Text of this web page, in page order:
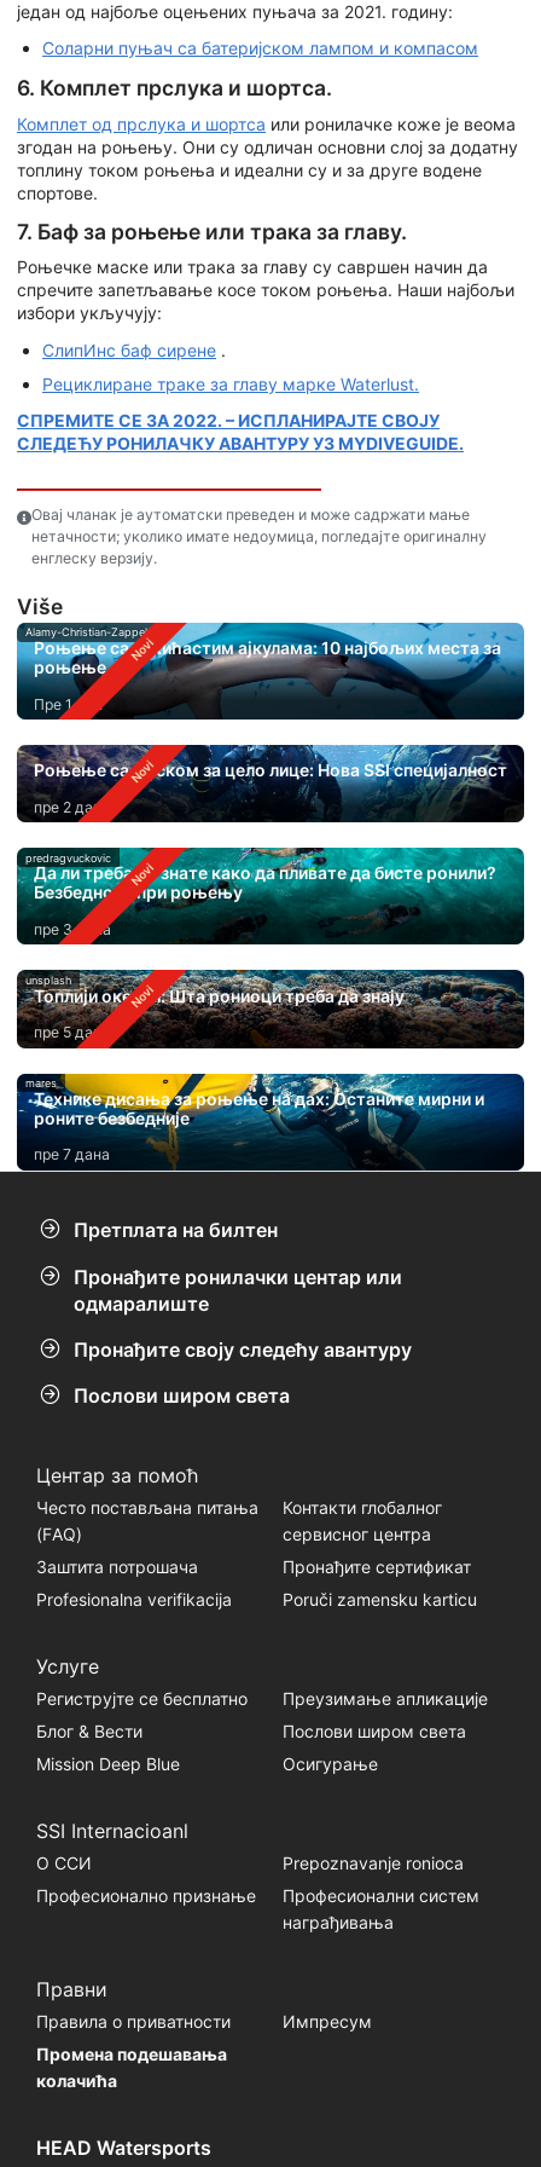
један од најбоље оцењених пуњача за 2021. годину:
Соларни пуњач са батеријском лампом и компасом
6. Комплет прслука и шортса.
Комплет од прслука и шортса или ронилачке коже је веома
згодан на роњењу. Они су одличан основни слој за додатну
топлину током роњења и идеални су и за друге водене
спортове.
7. Баф за роњење или трака за главу.
Роњечке маске или трака за главу су савршен начин да
спречите запетљавање косе током роњења. Наши најбољи
избори укључују:
СлипИнс баф сирене .
Рециклиране траке за главу марке Waterlust.
СПРЕМИТЕ СЕ ЗА 2022. – ИСПЛАНИРАЈТЕ СВОЈУ
СЛЕДЕЋУ РОНИЛАЧКУ АВАНТУРУ УЗ MYDIVEGUIDE.
Овај чланак је аутоматски преведен и може садржати мање
нетачности; уколико имате недоумица, погледајте оригиналну
енглеску верзију.
Više
Alamy-Christian-Zappel
Роњење са чекићастим ајкулама: 10 најбољих места за
роњење
Пре 1 дан
Роњење са маском за цело лице: Нова SSI специјалност
пре 2 дана
predragvuckovic
Да ли треба да знате како да пливате да бисте ронили?
Безбедност при роњењу
пре 3 дана
unsplash
Топлији океани: Шта рониоци треба да знају
пре 5 дана
mares
Технике дисања за роњење на дах: Останите мирни и
роните безбедније
пре 7 дана
Претплата на билтен
Пронађите ронилачки центар или
одмаралиште
Пронађите своју следећу авантуру
Послови широм света
Центар за помоћ
Често постављана питања
(FАQ)
Контакти глобалног
сервисног центра
Заштита потрошача
Пронађите сертификат
Profesionalna verifikacija
Poruči zamensku karticu
Услуге
Региструјте се бесплатно
Преузимање апликације
Блог & Вести
Послови широм света
Mission Deep Blue
Осигурање
SSI Internacioanl
О ССИ
Prepoznavanje ronioca
Професионално признање
Професионални систем
награђивања
Правни
Правила о приватности
Импресум
Промена подешавања
колачића
HEAD Watersports